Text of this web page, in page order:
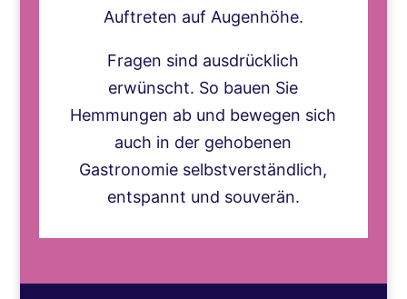
Auftreten auf Augenhöhe.
Fragen sind ausdrücklich
erwünscht. So bauen Sie
Hemmungen ab und bewegen sich
auch in der gehobenen
Gastronomie selbstverständlich,
entspannt und souverän.